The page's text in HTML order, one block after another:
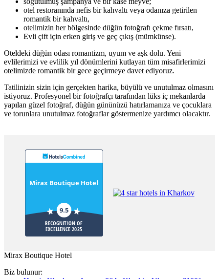
otel restoranında nefis bir kahvaltı veya odanıza getirilen
romantik bir kahvaltı,
otelimizin her bölgesinde düğün fotoğrafı çekme fırsatı,
Evli çift için erken giriş ve geç çıkış (mümkünse).
Oteldeki düğün odası romantizm, uyum ve aşk dolu. Yeni
evlilerimizi ve evlilik yıl dönümlerini kutlayan tüm misafirlerimizi
otelimizde romantik bir gece geçirmeye davet ediyoruz.
Tatilinizin sizin için gerçekten harika, büyülü ve unutulmaz olmasını
istiyoruz. Profesyonel bir fotoğrafçı tarafından lüks iç mekanlarda
yapılan güzel fotoğraf, düğün gününüzü hatırlamanıza ve çocuklara
ve torunlara unutulmaz fotoğraflar göstermenize yardımcı olacaktır.
Mirax Boutique Hotel
9.5
RECOGNITION OF
EXCELLENCE 2025
Mirax Boutique Hotel
Biz bulunur: